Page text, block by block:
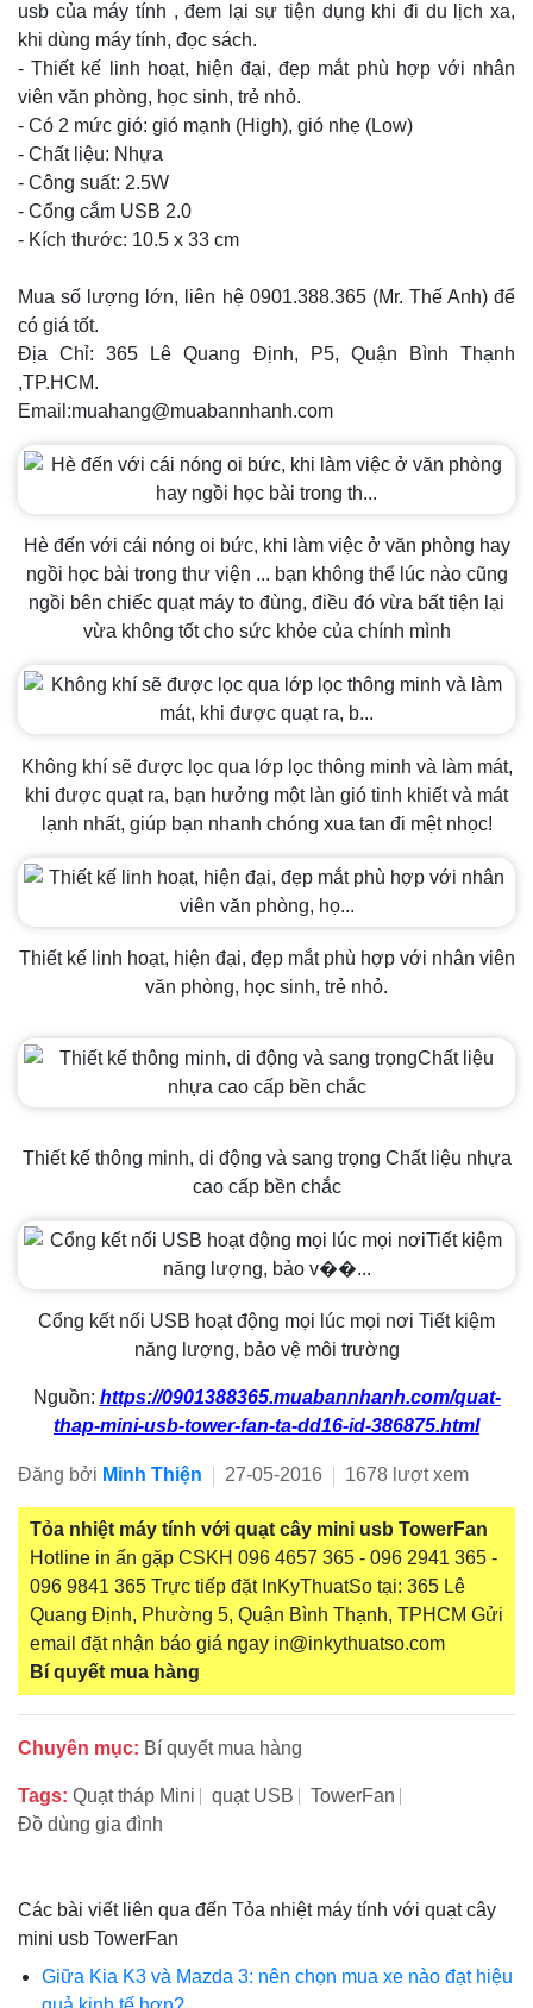
usb của máy tính , đem lại sự tiện dụng khi đi du lịch xa,
khi dùng máy tính, đọc sách.
- Thiết kế linh hoạt, hiện đại, đẹp mắt phù hợp với nhân
viên văn phòng, học sinh, trẻ nhỏ.
- Có 2 mức gió: gió mạnh (High), gió nhẹ (Low)
- Chất liệu: Nhựa
- Công suất: 2.5W
- Cổng cắm USB 2.0
- Kích thước: 10.5 x 33 cm
Mua số lượng lớn, liên hệ 0901.388.365 (Mr. Thế Anh) để
có giá tốt.
Địa Chỉ: 365 Lê Quang Định, P5, Quận Bình Thạnh
,TP.HCM.
Email:muahang@muabannhanh.com
Hè đến với cái nóng oi bức, khi làm việc ở văn phòng hay
ngồi học bài trong thư viện ... bạn không thể lúc nào cũng
ngồi bên chiếc quạt máy to đùng, điều đó vừa bất tiện lại
vừa không tốt cho sức khỏe của chính mình
Không khí sẽ được lọc qua lớp lọc thông minh và làm mát,
khi được quạt ra, bạn hưởng một làn gió tinh khiết và mát
lạnh nhất, giúp bạn nhanh chóng xua tan đi mệt nhọc!
Thiết kế linh hoạt, hiện đại, đẹp mắt phù hợp với nhân viên
văn phòng, học sinh, trẻ nhỏ.
Thiết kế thông minh, di động và sang trọng Chất liệu nhựa
cao cấp bền chắc
Cổng kết nối USB hoạt động mọi lúc mọi nơi Tiết kiệm
năng lượng, bảo vệ môi trường
Nguồn: https://0901388365.muabannhanh.com/quat-
thap-mini-usb-tower-fan-ta-dd16-id-386875.html
Đăng bởi Minh Thiện 27-05-2016 1678 lượt xem
Tỏa nhiệt máy tính với quạt cây mini usb TowerFan
Hotline in ấn gặp CSKH 096 4657 365 - 096 2941 365 -
096 9841 365 Trực tiếp đặt InKyThuatSo tại: 365 Lê
Quang Định, Phường 5, Quận Bình Thạnh, TPHCM Gửi
email đặt nhận báo giá ngay in@inkythuatso.com
Bí quyết mua hàng
Chuyên mục: Bí quyết mua hàng
Tags: Quạt tháp Mini quạt USB
TowerFan
Đồ dùng gia đình
Các bài viết liên qua đến Tỏa nhiệt máy tính với quạt cây
mini usb TowerFan
Giữa Kia K3 và Mazda 3: nên chọn mua xe nào đạt hiệu